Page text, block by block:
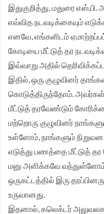
இதுகுறித்து, மதுரை
எவ்வித நடவடிக்கையும்
எனவே, எங்களிடம்
கோடியை மீட்டுத் தர
இவ்வாறு அதில்
இதில், ஒரு குழுவினர்
கொடுத்திருந்தோம்.
மீட்டுத் தரவேண்டும்
மற்றொரு குழுவினர்
உள்ளோம், நாங்களும்
எடுத்து பணத்தை மீட்டுத்
மனு அளிக்கவே வந்துள்ளோம்
ஒருகட்டத்தில் இரு
உருவானது.
இதனால், கலெக்டர்